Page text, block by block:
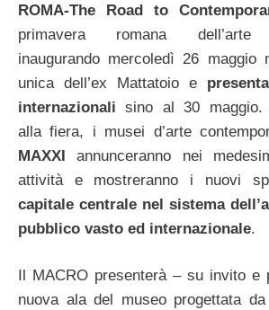
ROMA-The Road to
primavera romana dell’arte
inaugurando mercoledì 26 maggio
unica dell’ex Mattatoio e
internazionali sino al 30 maggio.
alla fiera, i musei d’arte
MAXXI annunceranno nei
attività e mostreranno i nuovi
capitale centrale nel sistema
pubblico vasto ed internazionale.
Il MACRO presenterà – su invito e
nuova ala del museo progettata